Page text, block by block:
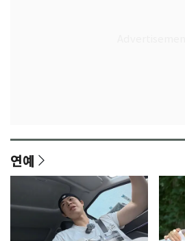
연예